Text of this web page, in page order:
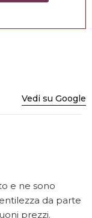
Vedi su Google
e ne sono
da parte
prezzi.